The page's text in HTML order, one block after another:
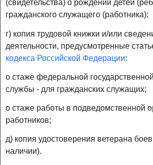
(свидетельства) о рождении детей
гражданского служащего (работника);
г) копия трудовой книжки и/или
деятельности, предусмотренные
кодекса Российской Федерации:
о стаже федеральной
службы - для гражданских служащих;
о стаже работы в подведомственной
работников;
д) копия удостоверения ветерана
наличии).